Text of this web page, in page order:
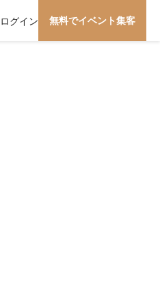
ログイン 無料でイベント集客